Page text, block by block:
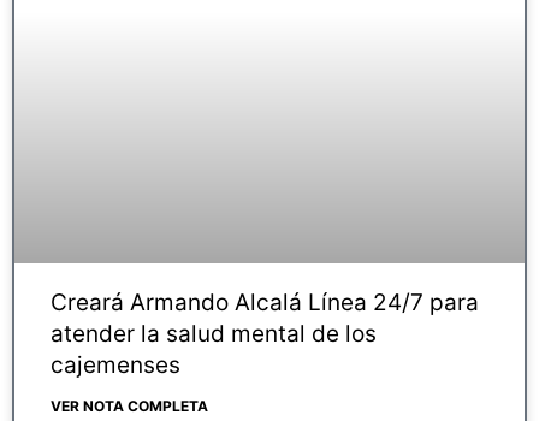
Creará Armando Alcalá Línea 24/7 para
atender la salud mental de los
cajemenses
VER NOTA COMPLETA